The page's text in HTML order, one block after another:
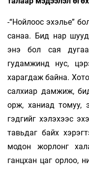
-“Нойлоос эхэлье”
санаа. Бид нар
энэ бол сая
гудамжинд нус,
харагдаж байна.
салхиар дамжиж,
орж, ханиад томуу,
гэдгийг хэлэхээс
тавьдаг байх
модон жорлонг
ганцхан цаг орлоо,